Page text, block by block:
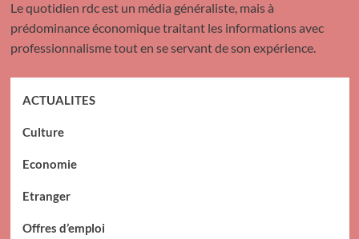
Le quotidien rdc est un média généraliste, mais à
prédominance économique traitant les informations avec
professionnalisme tout en se servant de son expérience.
ACTUALITES
Culture
Economie
Etranger
Offres d’emploi